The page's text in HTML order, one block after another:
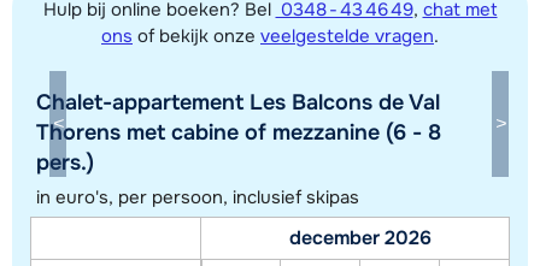
Toon alle accommodaties in dit gebied
Deze kaart geeft een indicatie van de ligging van onze accommodaties. De
exacte locatie kan enigszins afwijken.
Hulp bij online boeken? Bel 0348 - 43 46 49, chat met
ons of bekijk onze veelgestelde vragen.
Chalet-appartement Les Balcons de Val
Thorens met cabine of mezzanine (6 - 8
pers.)
in euro's, per persoon, inclusief skipas
december 2026